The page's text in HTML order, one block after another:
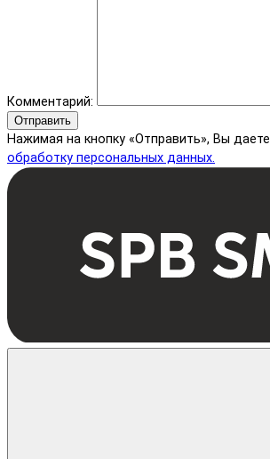
Комментарий:
Отправить
Нажимая на кнопку «Отправить», Вы даете
обработку персональных данных.